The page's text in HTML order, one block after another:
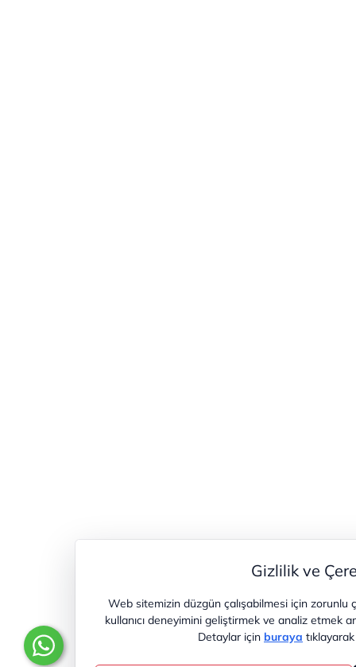
Gizlilik ve
Web sitemizin düzgün çalışabilmesi için zorunlu
kullanıcı deneyimini geliştirmek ve analiz etmek
Detaylar için buraya